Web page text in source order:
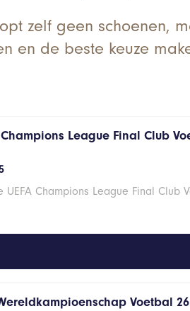
zelf geen schoenen,
en de beste keuze
Champions League Final Club
UEFA Champions League Final
Voetbal